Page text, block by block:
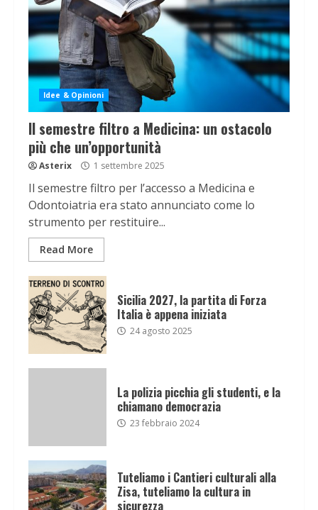
Idee & Opinioni
Il semestre filtro a Medicina: un ostacolo
più che un’opportunità
Asterix 1 settembre 2025
Il semestre filtro per l’accesso a Medicina e
Odontoiatria era stato annunciato come lo
strumento per restituire...
Read More
Sicilia 2027, la partita di Forza
Italia è appena iniziata
24 agosto 2025
La polizia picchia gli studenti, e la
chiamano democrazia
23 febbraio 2024
Tuteliamo i Cantieri culturali alla
Zisa, tuteliamo la cultura in
sicurezza